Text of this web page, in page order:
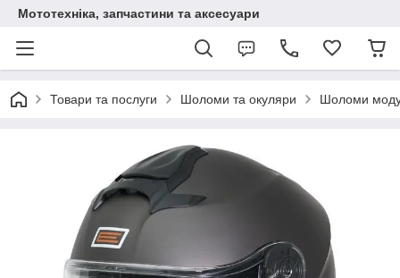
Мототехніка, запчастини та аксесуари
Товари та послуги Шоломи та окуляри Шоломи